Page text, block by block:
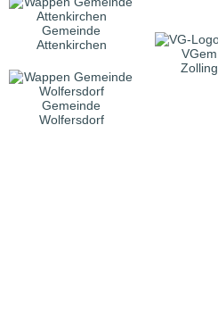
Gemeinde
Attenkirchen
VGem
Zolling
Gemeinde
Wolfersdorf